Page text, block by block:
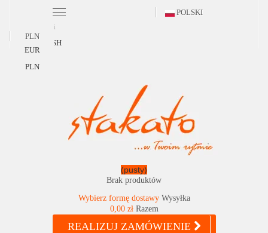
POLSKI
Polski
ENGLISH
PLN
EUR
PLN
(pusty)
Brak produktów
Wybierz formę dostawy Wysyłka
0,00 zł Razem
REALIZUJ ZAMÓWIENIE